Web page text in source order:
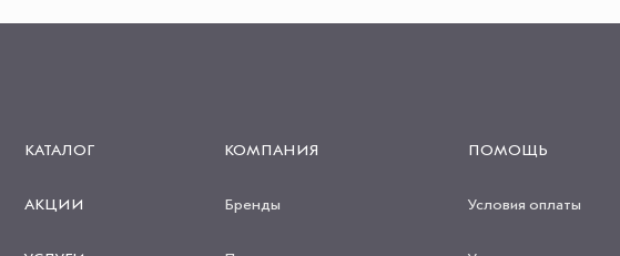
КАТАЛОГ
АКЦИИ
КОМПАНИЯ
Бренды
ПОМОЩЬ
Условия оплаты